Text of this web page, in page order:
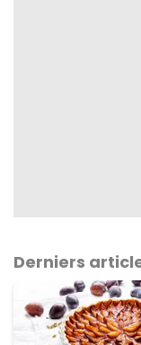
Derniers